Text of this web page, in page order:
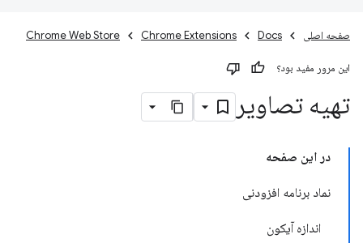
صفحه اصلی Docs
Chrome Extensions
Chrome Web Store
این مرور مفید بود؟
تهیه تصاویر
در این صفحه
نماد برنامه افزودنی
اندازه آیکون